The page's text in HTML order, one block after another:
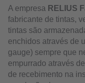
A empresa RELIUS
fabricante de tintas,
tintas são
enchidos através de
gauge) sempre que
empurrado através
de recebimento na